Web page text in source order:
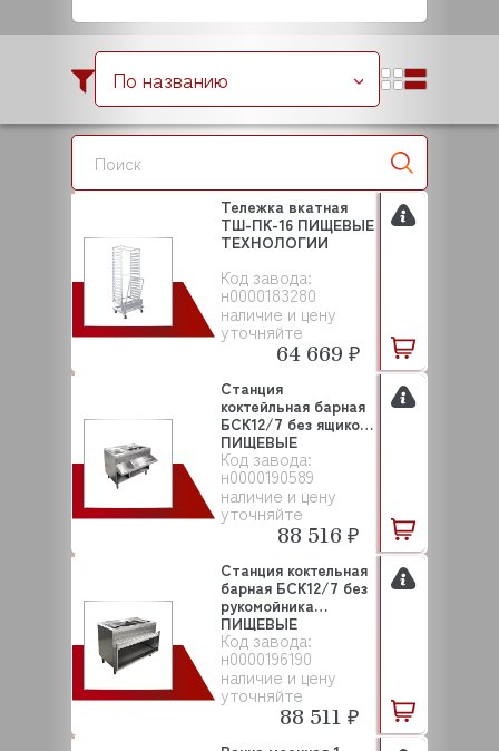
По названию
Код завода:
н0000183280
наличие и цену
уточняйте
Тележка вкатная
ТШ-ПК-16 ПИЩЕВЫЕ
ТЕХНОЛОГИИ
64 669 ₽
Код завода:
н0000190589
наличие и цену
уточняйте
Станция
коктейльная барная
БСК12/7 без ящиков
ПИЩЕВЫЕ
ТЕХНОЛОГИИ
88 516 ₽
Код завода:
н0000196190
наличие и цену
уточняйте
Станция коктельная
барная БСК12/7 без
рукомойника
ПИЩЕВЫЕ
ТЕХНОЛО...
88 511 ₽